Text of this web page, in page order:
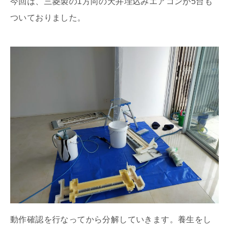
ついておりました。
動作確認を行なってから分解していきます。養生をし